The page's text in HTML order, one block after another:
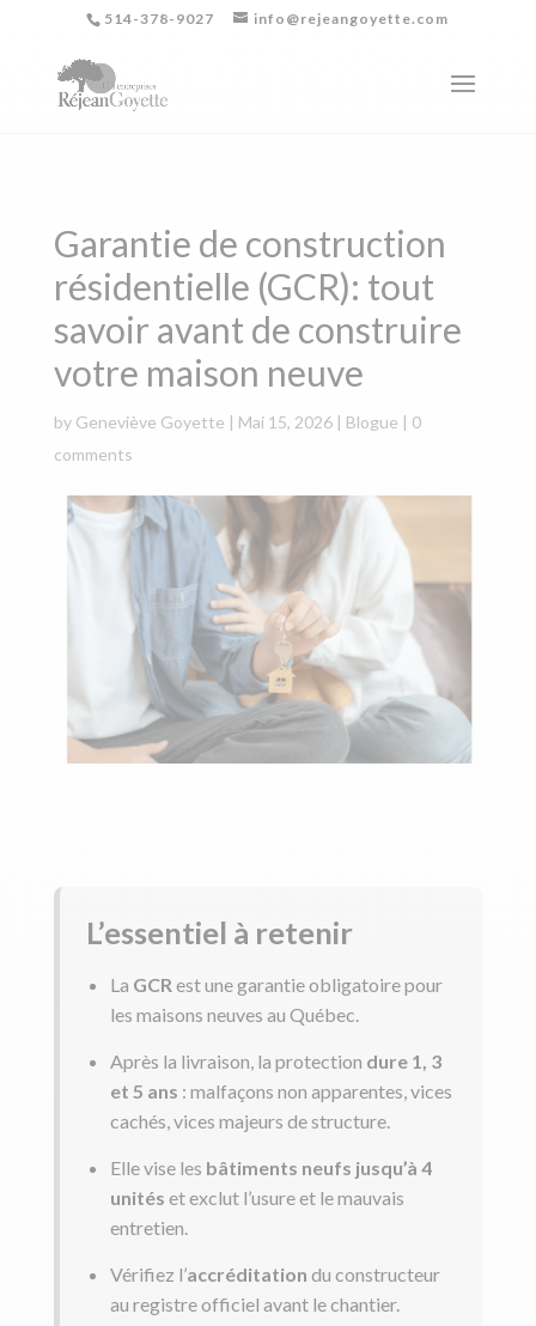
514-378-9027 info@rejeangoyette.com
Garantie de construction
résidentielle (GCR): tout
savoir avant de construire
votre maison neuve
by Geneviève Goyette | Mai 15, 2026| Blogue | 0
comments
L’essentiel à retenir
La GCR est une garantie obligatoire pour
les maisons neuves au Québec.
Après la livraison, la protection dure 1, 3
et 5 ans : malfaçons non apparentes, vices
cachés, vices majeurs de structure.
Elle vise les bâtiments neufs jusqu’à 4
unités et exclut l’usure et le mauvais
entretien.
Vérifiez l’accréditation du constructeur
au registre officiel avant le chantier.